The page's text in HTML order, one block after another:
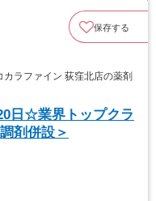
保存する
ラファイン 荻窪北店の薬剤
日☆業界トップクラ
剤併設＞